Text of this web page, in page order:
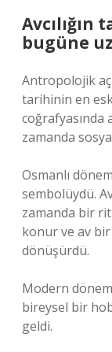
bugüne
Antropolojik
tarihinin en
coğrafyasında
zamanda
Osmanlı
sembolüydü.
zamanda bir
konur ve av
dönüşürdü.
Modern
bireysel bir
geldi.